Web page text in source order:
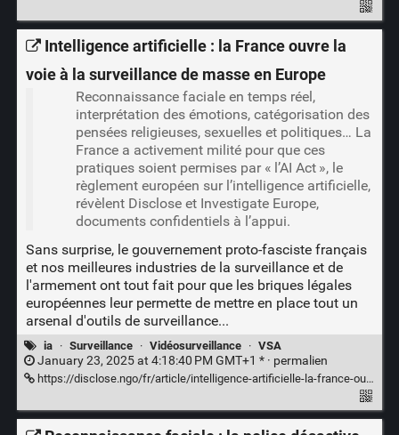
Intelligence artificielle : la France ouvre la
voie à la surveillance de masse en Europe
Reconnaissance faciale en temps réel,
interprétation des émotions, catégorisation des
pensées religieuses, sexuelles et politiques… La
France a activement milité pour que ces
pratiques soient permises par « l’AI Act », le
règlement européen sur l’intelligence artificielle,
révèlent Disclose et Investigate Europe,
documents confidentiels à l’appui.
Sans surprise, le gouvernement proto-fasciste français
et nos meilleures industries de la surveillance et de
l'armement ont tout fait pour que les briques légales
européennes leur permette de mettre en place tout un
arsenal d'outils de surveillance...
ia · Surveillance · Vidéosurveillance · VSA
January 23, 2025 at 4:18:40 PM GMT+1 * · permalien
https://disclose.ngo/fr/article/intelligence-artificielle-la-france-ouvre-la-voie-a-la-surveillance-de-masse-en-europe